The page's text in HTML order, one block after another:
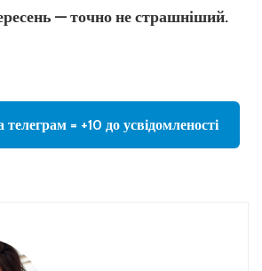
— точно не страшніший.
телеграм = +10 до усвідомленості